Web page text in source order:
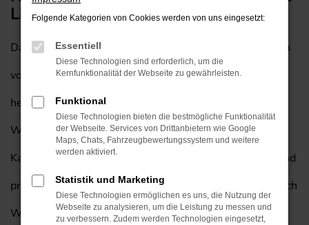
Lieferservice für Wiesbaden
Dass ein Nissan X-Trail in jede Stadt passt, versteht sich
von selbst. Entsprechend empfehlen wir dieses
herausragende Fahrzeug auch für Ihre Mobilität in
Wiesbaden und lassen Sie gerne bei uns einsteigen.
Kaufen Sie Ihren nächsten Nissan X-Trail von Prinzert und
profitieren Sie von unserem exklusiven Lieferservice nach
Wiesbaden. Wir vom Autohaus am Prinzert bringen die
Folgende Kategorien von Cookies werden von uns eingesetzt:
Essentiell
Diese Technologien sind erforderlich, um die
Kernfunktionalität der Webseite zu gewährleisten.
Funktional
Diese Technologien bieten die bestmögliche Funktionalität
der Webseite. Services von Drittanbietern wie Google
Maps, Chats, Fahrzeugbewertungssystem und weitere
werden aktiviert.
Statistik und Marketing
Diese Technologien ermöglichen es uns, die Nutzung der
Webseite zu analysieren, um die Leistung zu messen und
zu verbessern. Zudem werden Technologien eingesetzt,